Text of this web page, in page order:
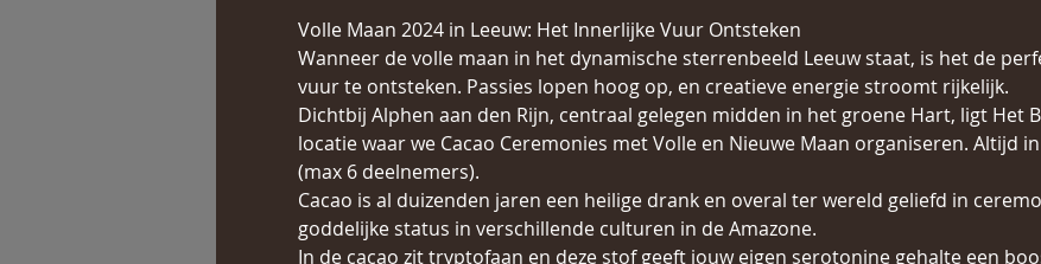
Volle Maan 2024 in Leeuw: Het Innerlijke Vuur Ontsteken
Wanneer de volle maan in het dynamische sterrenbeeld Leeuw staat, is het de
vuur te ontsteken. Passies lopen hoog op, en creatieve energie stroomt rijkelijk.
Dichtbij Alphen aan den Rijn, centraal gelegen midden in het groene Hart, ligt Het
locatie waar we Cacao Ceremonies met Volle en Nieuwe Maan organiseren. Altijd
(max 6 deelnemers).
Cacao is al duizenden jaren een heilige drank en overal ter wereld geliefd in
goddelijke status in verschillende culturen in de Amazone.
In de cacao zit tryptofaan en deze stof geeft jouw eigen serotonine gehalte een